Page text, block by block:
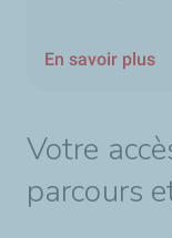
En savoir plus
Votre
parcours